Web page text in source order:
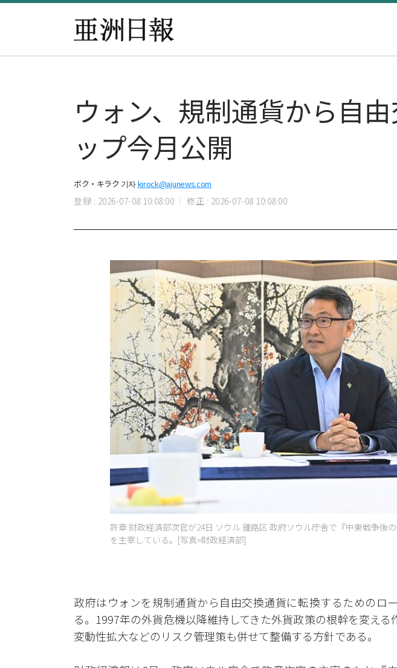
ウォン、規制通貨から自
ップ今月公開
ボク・キラク 기자kirock@ajunews.com
登録 : 2026-07-08 10:08:00 修正 : 2026-07-08 10:08:00
許章 財政経済部次官が24日 ソウル 鍾路区 政府ソウル庁舎で『中東戦争後の
を主宰している。[写真=財政経済部]
政府はウォンを規制通貨から自由交換通貨に転換するためのロ
る。1997年の外貨危機以降維持してきた外貨政策の根幹を変え
変動性拡大などのリスク管理策も併せて整備する方針である。